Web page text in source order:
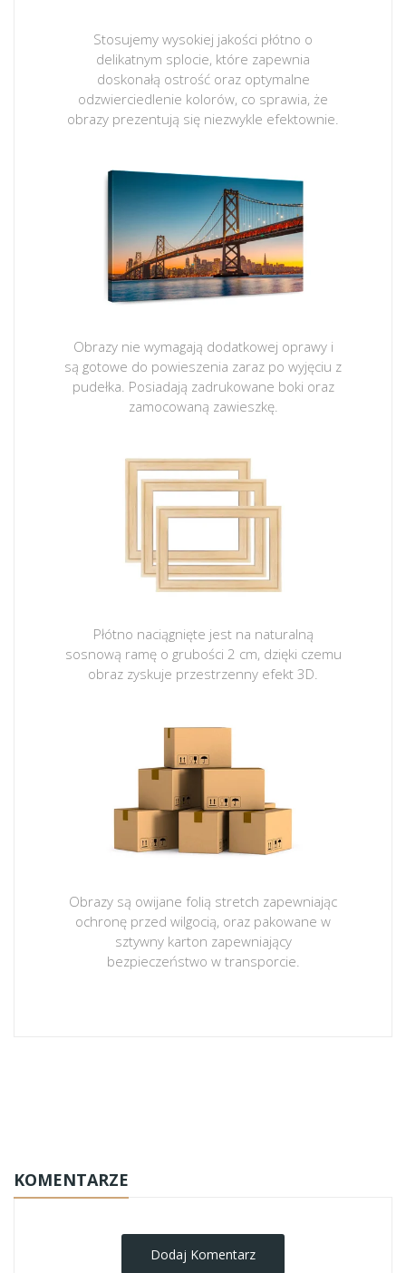
Stosujemy wysokiej jakości płótno o
delikatnym splocie, które zapewnia
doskonałą ostrość oraz optymalne
odzwierciedlenie kolorów, co sprawia, że
obrazy prezentują się niezwykle efektownie.
Obrazy nie wymagają dodatkowej oprawy i
są gotowe do powieszenia zaraz po wyjęciu z
pudełka. Posiadają zadrukowane boki oraz
zamocowaną zawieszkę.
Płótno naciągnięte jest na naturalną
sosnową ramę o grubości 2 cm, dzięki czemu
obraz zyskuje przestrzenny efekt 3D.
Obrazy są owijane folią stretch zapewniając
ochronę przed wilgocią, oraz pakowane w
sztywny karton zapewniający
bezpieczeństwo w transporcie.
KOMENTARZE
Dodaj Komentarz